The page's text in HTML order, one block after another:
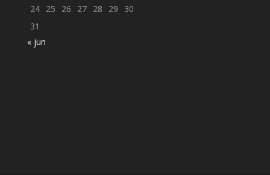
24 25 26 27 28 29
30
31
« jun